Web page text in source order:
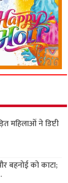
महिलाओं ने डिप्टी
बहनोई को काटा;